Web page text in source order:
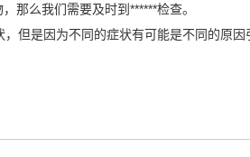
么我们需要及时到******检查。
但是因为不同的症状有可能是不同的原